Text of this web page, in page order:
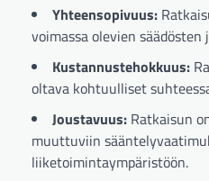
Yhteensopivuus:
voimassa olevien säädösten
Kustannustehokkuus:
oltava kohtuulliset
Joustavuus: Ratkaisun
muuttuviin
liiketoimintaympäristöön.